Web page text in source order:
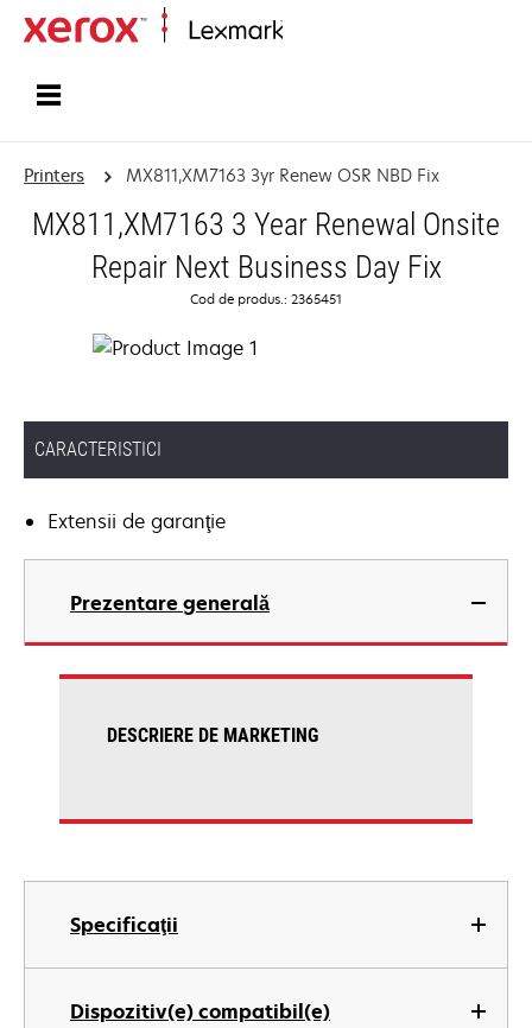
Printers MX811,XM7163 3yr Renew OSR NBD Fix
MX811,XM7163 3 Year Renewal Onsite
Repair Next Business Day Fix
Cod de produs.: 2365451
CARACTERISTICI
Extensii de garanţie
Prezentare generală
Specificaţii
Dispozitiv(e) compatibil(e)
DESCRIERE DE MARKETING